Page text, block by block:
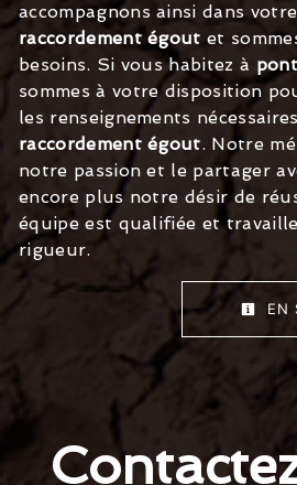
accompagnons ainsi dans
raccordement égout et
besoins. Si vous habitez à
sommes à votre disposition
les renseignements
raccordement égout. Notre
notre passion et le partager
encore plus notre désir de
équipe est qualifiée et
rigueur.
EN